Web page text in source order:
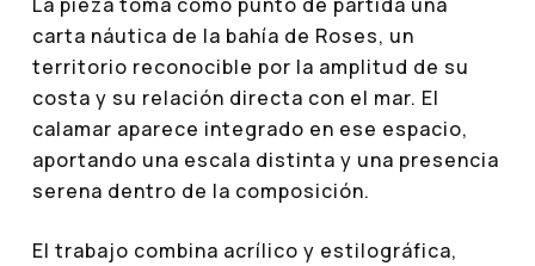
carta náutica de la bahía de Roses, un
territorio reconocible por la amplitud de su
costa y su relación directa con el mar. El
calamar aparece integrado en ese espacio,
aportando una escala distinta y una presencia
serena dentro de la composición.
El trabajo combina acrílico y estilográfica,